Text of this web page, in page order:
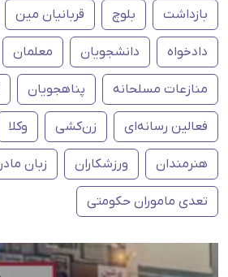
بازداشت بلوچ قربانیان مین
دادخواه دانشجویان معلمان
منازعات مسلحانه پناهجویان
فعالین رسانەای زن‌کشی وکلا
هنرمندان ورزشکاران زبان
تعدی ماموران حکومتی